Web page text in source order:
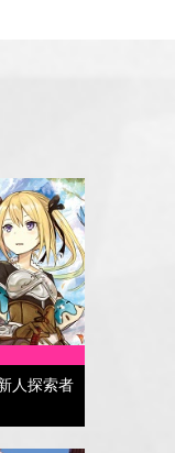
人探索者